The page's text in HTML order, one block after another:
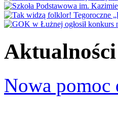
Aktualności
Nowa pomoc